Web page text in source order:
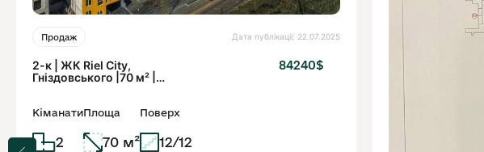
Продаж Дата публікації: 22.07.2025
2-к | ЖК Riel City,
Гніздовського |70 м² |
84240$
Кіманати
2
Площа
70 м²
Поверх
12/12